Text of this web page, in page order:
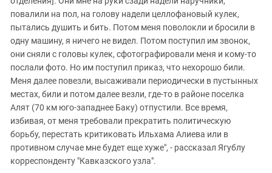
повалили на пол, на голову надели целлофановый кулек,
пытались душить и бить. Потом меня поволокли и бросили в
одну машину, я ничего не видел. Потом поступил им звонок,
они сняли с головы кулек, сфотографировали меня и кому-то
послали фото. Но им поступил приказ, что нехорошо били.
Меня далее повезли, высаживали периодически в пустынных
местах, били и потом далее везли, где-то в районе поселка
Алят (70 км юго-западнее Баку) отпустили. Все время,
избивая, от меня требовали прекратить политическую
борьбу, перестать критиковать Ильхама Алиева или в
противном случае мне будет еще хуже", - рассказал Ягублу
корреспонденту "Кавказского узла".